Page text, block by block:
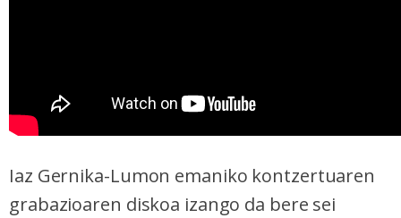
Iaz Gernika-Lumon emaniko kontzertuaren
grabazioaren diskoa izango da bere sei